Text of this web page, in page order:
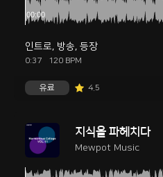
인트로, 방송, 등장
0:37 120 BPM
유료 4.5
지식을 파헤치다
Mewpot Music